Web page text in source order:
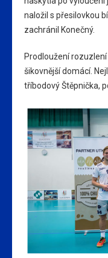
naložil s přesilovkou
zachránil Konečný.
Prodloužení
šikovnější domácí.
tříbodový Štěpnička,